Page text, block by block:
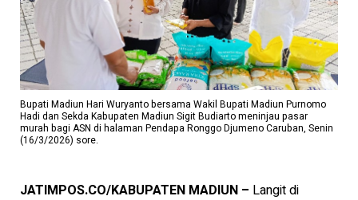
Bupati Madiun Hari Wuryanto bersama Wakil Bupati Madiun Purnomo
Hadi dan Sekda Kabupaten Madiun Sigit Budiarto meninjau pasar
murah bagi ASN di halaman Pendapa Ronggo Djumeno Caruban, Senin
(16/3/2026) sore.
JATIMPOS.CO/KABUPATEN MADIUN – Langit di